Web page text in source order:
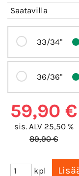
Saatavilla
33/34"
36/36"
59,90 €
sis. ALV 25,50 %
89,90 €
kpl